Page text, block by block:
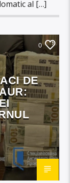
al […]
0
DE